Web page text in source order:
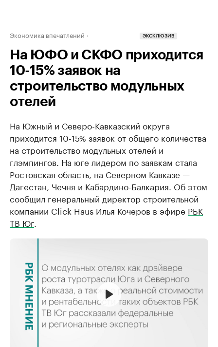
Экономика впечатлений ЭКСКЛЮЗИВ
На ЮФО и СКФО приходится
10-15% заявок на
строительство модульных
отелей
На Южный и Северо-Кавказский округа
приходится 10-15% заявок от общего количества
на строительство модульных отелей и
глэмпингов. На юге лидером по заявкам стала
Ростовская область, на Северном Кавказе —
Дагестан, Чечня и Кабардино-Балкария. Об этом
сообщил генеральный директор строительной
компании Click Haus Илья Кочеров в эфире РБК
ТВ Юг